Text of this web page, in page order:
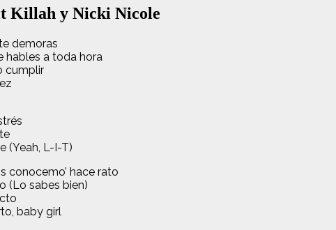
Killah y Nicki Nicole
demoras
hables a toda hora
cumplir
(Yeah, L-I-T)
conocemo’ hace rato
(Lo sabes bien)
baby girl